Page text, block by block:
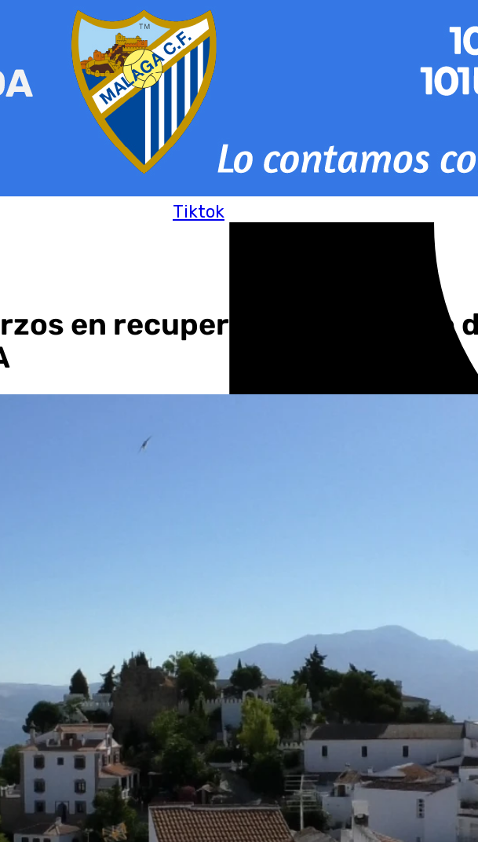
Tiktok
en recuperar el suministro